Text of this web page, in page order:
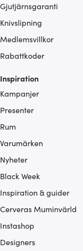
Gjutjärnsgaranti
Knivslipning
Medlemsvillkor
Rabattkoder
Inspiration
Kampanjer
Presenter
Rum
Varumärken
Nyheter
Black Week
Inspiration & guider
Cerveras Muminvärld
Instashop
Designers